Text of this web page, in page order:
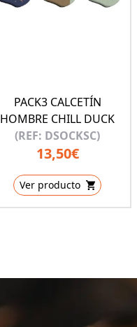
PACK3 CALCETÍN
HOMBRE CHILL DUCK
(REF: DSOCKSC)
13,50€
Ver producto